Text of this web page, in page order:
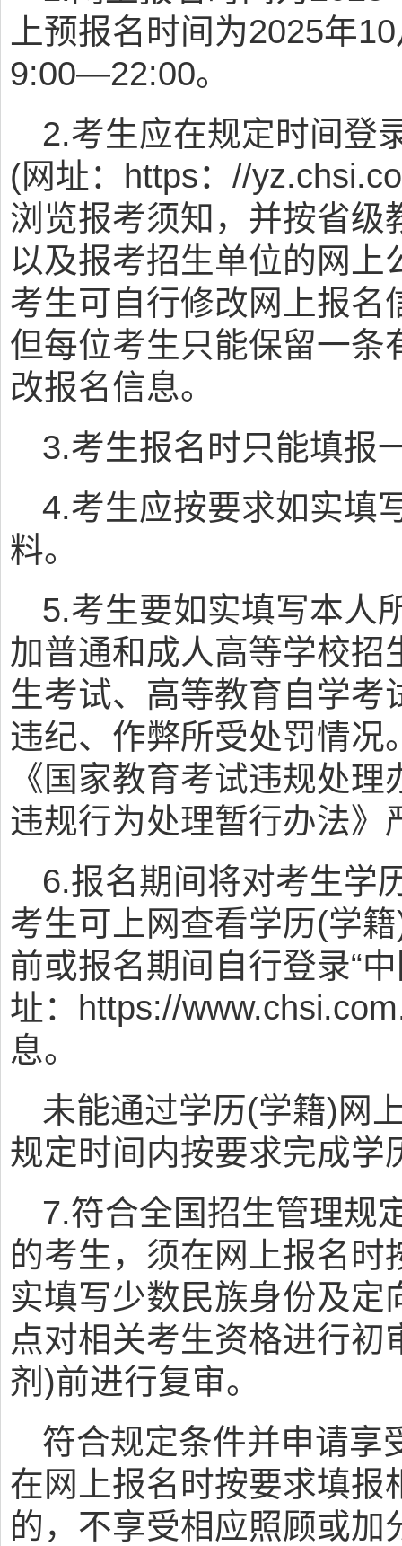
上预报名时间为2025年
9:00—22:00。
2.考生应在规定时间登
(网址：https：//
浏览报考须知，并按省级
以及报考招生单位的网
考生可自行修改网上报名
但每位考生只能保留一条
改报名信息。
3.考生报名时只能填报
4.考生应按要求如实填
料。
5.考生要如实填写本人
加普通和成人高等学校招
生考试、高等教育自学考
违纪、作弊所受处罚情况
《国家教育考试违规处
违规行为处理暂行办法》
6.报名期间将对考生学
考生可上网查看学历(学
前或报名期间自行登录“
址：https://
息。
未能通过学历(学籍)网
规定时间内按要求完成学
7.符合全国招生管理规
的考生，须在网上报名
实填写少数民族身份及定
点对相关考生资格进行
剂)前进行复审。
符合规定条件并申请享
在网上报名时按要求填报
的，不享受相应照顾或加